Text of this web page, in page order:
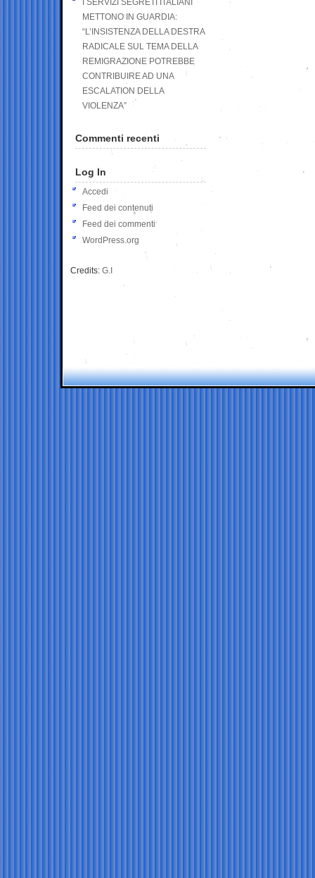
I SERVIZI SEGRETI ITALIANI
METTONO IN GUARDIA:
“L’INSISTENZA DELLA DESTRA
RADICALE SUL TEMA DELLA
REMIGRAZIONE POTREBBE
CONTRIBUIRE AD UNA
ESCALATION DELLA
VIOLENZA”
Commenti recenti
Log In
Accedi
Feed dei contenuti
Feed dei commenti
WordPress.org
Credits: G.I